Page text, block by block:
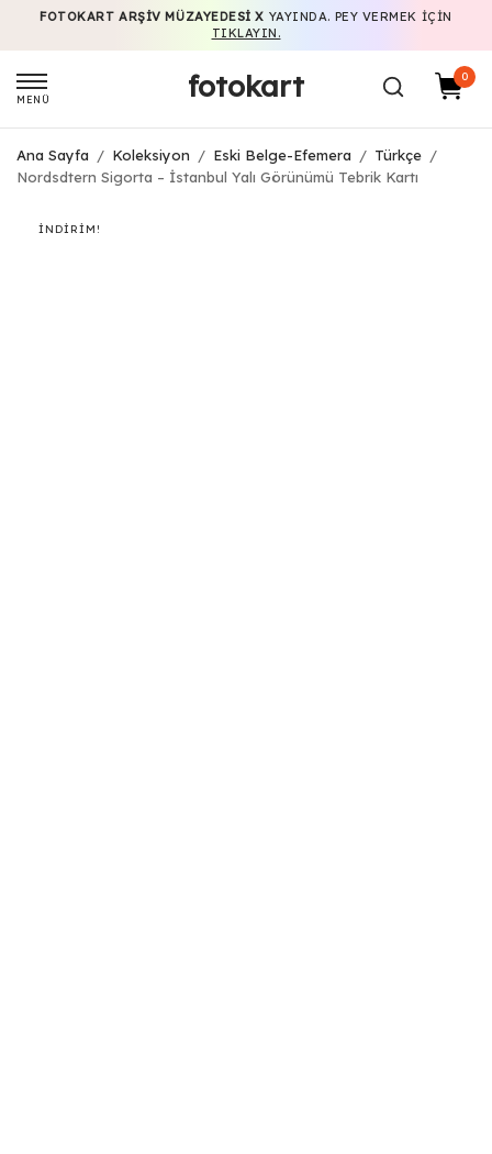
FOTOKART ARŞIV MÜZAYEDESI X YAYINDA. PEY VERMEK IÇIN
TIKLAYIN.
MENÜ fotokart 0
Ana Sayfa / Koleksiyon / Eski Belge-Efemera / Türkçe /
Nordsdtern Sigorta – İstanbul Yalı Görünümü Tebrik Kartı
İNDIRIM!